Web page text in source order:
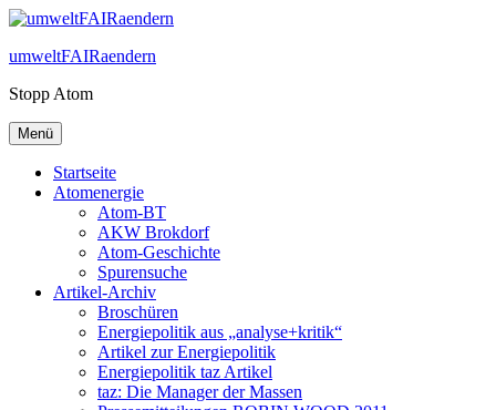
Zum
springen
umweltFAIRaendern
Stopp Atom
Menü
Startseite
Atomenergie
Atom-BT
AKW Brokdorf
Atom-Geschichte
Spurensuche
Artikel-Archiv
Broschüren
Energiepolitik aus „analyse+kritik“
Artikel zur Energiepolitik
Energiepolitik taz Artikel
taz: Die Manager der Massen